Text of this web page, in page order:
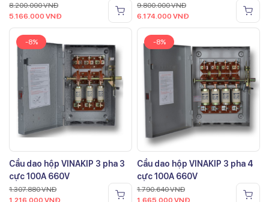
8.200.000VNĐ
5.166.000 VNĐ
9.800.000VNĐ
6.174.000 VNĐ
-8%
Cầu dao hộp VINAKIP 3 pha 3
cực 100A 660V
1.307.880VNĐ
1.216.000 VNĐ
-8%
Cầu dao hộp VINAKIP 3 pha 4
cực 100A 660V
1.790.640VNĐ
1.665.000 VNĐ